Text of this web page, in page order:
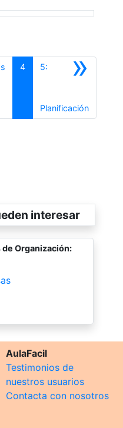
4 »
5:
Planificación
interesar
Organización:
AulaFacil
Testimonios de
nuestros usuarios
Contacta con nosotros